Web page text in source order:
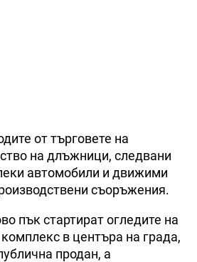
от търговете на
на длъжници, следвани
автомобили и движими
съоръжения.
пък стартират огледите на
в центъра на града,
продан, а